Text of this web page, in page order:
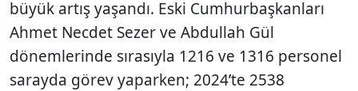
büyük artış yaşandı. Eski Cumhurbaşkanları
Ahmet Necdet Sezer ve Abdullah Gül
dönemlerinde sırasıyla 1216 ve 1316 personel
sarayda görev yaparken; 2024’te 2538